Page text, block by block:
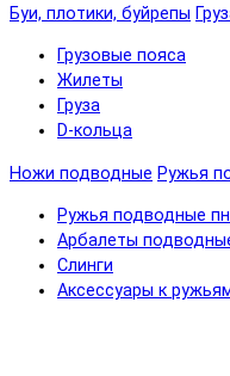
Буи, плотики, буйрепы
Грузовые пояса
Жилеты
Груза
D-кольца
Ножи подводные Ружья
Ружья подводные
Арбалеты
Слинги
Аксессуары к